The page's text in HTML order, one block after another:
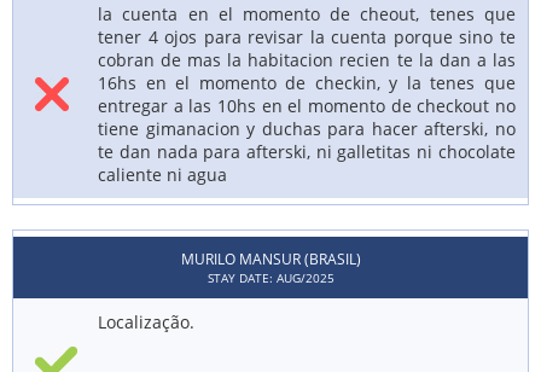
la cuenta en el momento de cheout, tenes que
tener 4 ojos para revisar la cuenta porque sino te
cobran de mas la habitacion recien te la dan a las
16hs en el momento de checkin, y la tenes que
entregar a las 10hs en el momento de checkout no
tiene gimanacion y duchas para hacer afterski, no
te dan nada para afterski, ni galletitas ni chocolate
caliente ni agua
MURILO MANSUR (BRASIL)
STAY DATE: AUG/2025
Localização.